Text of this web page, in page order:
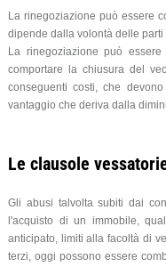
La rinegoziazione può essere
dipende dalla volontà delle
La rinegoziazione può
comportare la chiusura del
conseguenti costi, che
vantaggio che deriva dalla
Le clausole
Gli abusi talvolta subiti dai
l'acquisto di un immobile,
anticipato, limiti alla facoltà di
terzi, oggi possono essere